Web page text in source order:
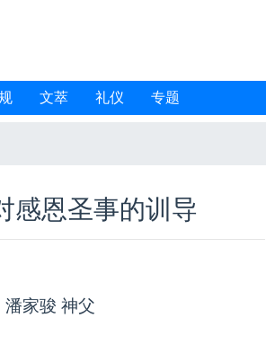
文萃 礼仪 专题
感恩圣事的训导
潘家骏 神父